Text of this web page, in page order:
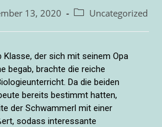
13, 2020 Uncategorized
Klasse, der sich mit seinem Opa
begab, brachtedie reiche
Da die beiden
bereits bestimmt hatten,
der Schwammerl mit einer
sodass interessante